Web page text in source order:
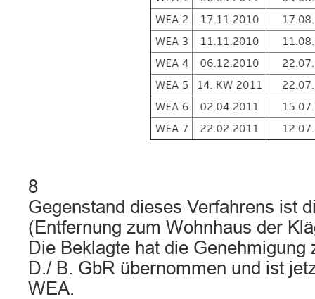
8
Gegenstand dieses Verfahrens ist
(Entfernung zum Wohnhaus der
Die Beklagte hat die Genehmigung
D./ B. GbR übernommen und ist
WEA.